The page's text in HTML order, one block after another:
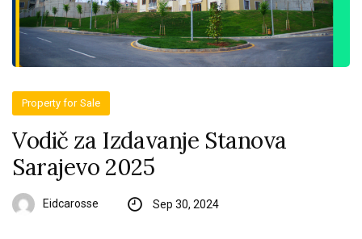
Property for Sale
Vodič za Izdavanje Stanova
Sarajevo 2025
Eidcarosse Sep 30, 2024